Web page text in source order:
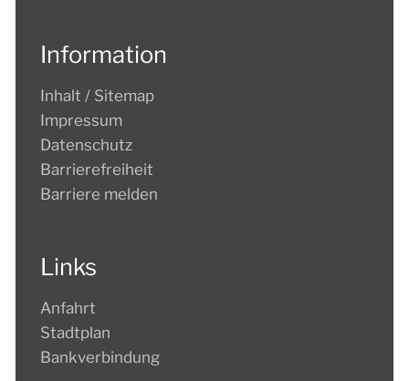
Information
Inhalt / Sitemap
Impressum
Datenschutz
Barrierefreiheit
Barriere melden
Links
Anfahrt
Stadtplan
Bankverbindung